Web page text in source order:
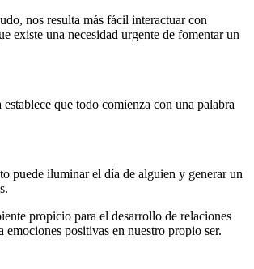
nos resulta más fácil interactuar con
existe una necesidad urgente de fomentar un
que todo comienza con una palabra
puede iluminar el día de alguien y generar un
propicio para el desarrollo de relaciones
positivas en nuestro propio ser.